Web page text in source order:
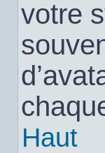
votre
Haut